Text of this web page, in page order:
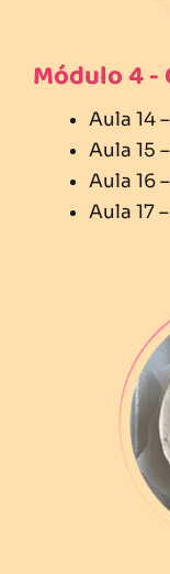
Módulo 4
Aula 14
Aula 15
Aula 16
Aula 17